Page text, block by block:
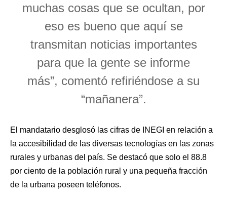
muchas cosas que se ocultan, por
eso es bueno que aquí se
transmitan noticias importantes
para que la gente se informe
más”, comentó refiriéndose a su
“mañanera”.
El mandatario desglosó las cifras de INEGI en relación a
la accesibilidad de las diversas tecnologías en las zonas
rurales y urbanas del país. Se destacó que solo el 88.8
por ciento de la población rural y una pequeña fracción
de la urbana poseen teléfonos.